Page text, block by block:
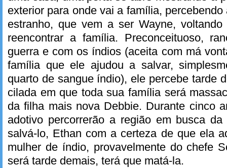
exterior para onde vai a família,
estranho, que vem a ser Wayne,
reencontrar a família. Preconceituoso,
guerra e com os índios (aceita com má
família que ele ajudou a salvar,
quarto de sangue índio), ele percebe tarde
cilada em que toda sua família será
da filha mais nova Debbie. Durante cinco
adotivo percorrerão a região em busca
salvá-lo, Ethan com a certeza de que ela
mulher de índio, provavelmente do chefe
será tarde demais, terá que matá-la.